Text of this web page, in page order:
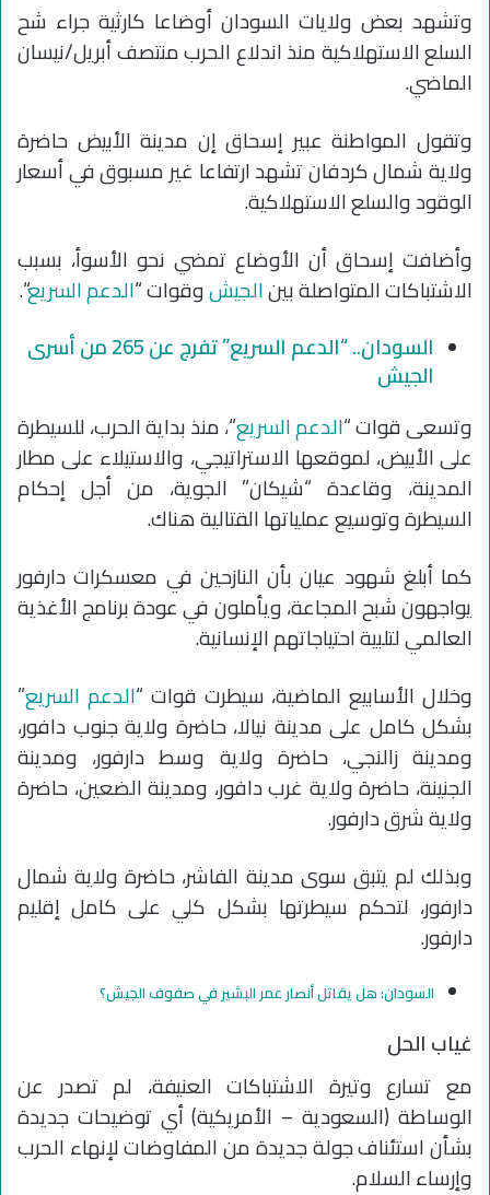
وتشهد بعض ولايات السودان أوضاعا كارثية جراء شح
السلع الاستهلاكية منذ اندلاع الحرب منتصف أبريل/نيسان
الماضي.
وتقول المواطنة عبير إسحاق إن مدينة الأبيض حاضرة
ولاية شمال كردفان تشهد ارتفاعا غير مسبوق في أسعار
الوقود والسلع الاستهلاكية.
وأضافت إسحاق أن الأوضاع تمضي نحو الأسوأ، بسبب
الاشتباكات المتواصلة بينالجيشوقوات “الدعم السريع“.
السودان.. “الدعم السريع” تفرج عن 265 من أسرى
الجيش
وتسعى قوات “الدعم السريع“، منذ بداية الحرب، للسيطرة
على الأبيض، لموقعها الاستراتيجي، والاستيلاء على مطار
المدينة، وقاعدة “شيكان” الجوية، من أجل إحكام
السيطرة وتوسيع عملياتها القتالية هناك.
كما أبلغ شهود عيان بأن النازحين في معسكرات دارفور
يواجهون شبح المجاعة، ويأملون في عودة برنامج الأغذية
العالمي لتلبية احتياجاتهم الإنسانية.
وخلال الأسابيع الماضية، سيطرت قوات “الدعم السريع”
بشكل كامل على مدينة نيالا، حاضرة ولاية جنوب دافور،
ومدينة زالنجي، حاضرة ولاية وسط دارفور، ومدينة
الجنينة، حاضرة ولاية غرب دافور، ومدينة الضعين، حاضرة
ولاية شرق دارفور.
وبذلك لم يتبق سوى مدينة الفاشر، حاضرة ولاية شمال
دارفور، لتحكم سيطرتها بشكل كلي على كامل إقليم
دارفور.
السودان: هل يقاتل أنصار عمر البشير في صفوف الجيش؟
غياب الحل
مع تسارع وتيرة الاشتباكات العنيفة، لم تصدر عن
الوساطة (السعودية – الأمريكية) أي توضيحات جديدة
بشأن استئناف جولة جديدة من المفاوضات لإنهاء الحرب
وإرساء السلام.